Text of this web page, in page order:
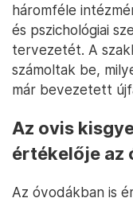
háromféle
és pszichológiai
tervezetét. A
számoltak be,
már bevezetett
Az ovis
értékelője az
Az óvodákban is